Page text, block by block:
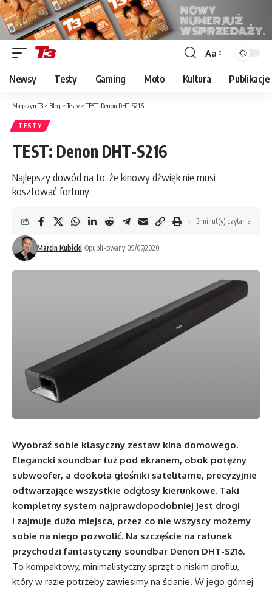
Font
Resizer
Aa
Newsy Testy Gaming Moto Kultura Publikacje
Magazyn T3 > Blog >Testy >TEST: Denon DHT-S216
TESTY
TEST: Denon DHT-S216
Najlepszy dowód na to, że kinowy dźwięk nie musi
kosztować fortuny.
Marcin Kubicki Opublikowany 09/07/2020
3 minut(y) czytania
Wyobraź sobie klasyczny zestaw kina domowego.
Elegancki soundbar tuż pod ekranem, obok potężny
subwoofer, a dookoła głośniki satelitarne, precyzyjnie
odtwarzające wszystkie odgłosy kierunkowe. Taki
kompletny system najprawdopodobniej jest drogi
i zajmuje dużo miejsca, przez co nie wszyscy możemy
sobie na niego pozwolić. Na szczęście na ratunek
przychodzi fantastyczny soundbar Denon DHT-S216.
To kompaktowy, minimalistyczny sprzęt o niskim profilu,
który w razie potrzeby zawiesimy na ścianie. W jego górnej